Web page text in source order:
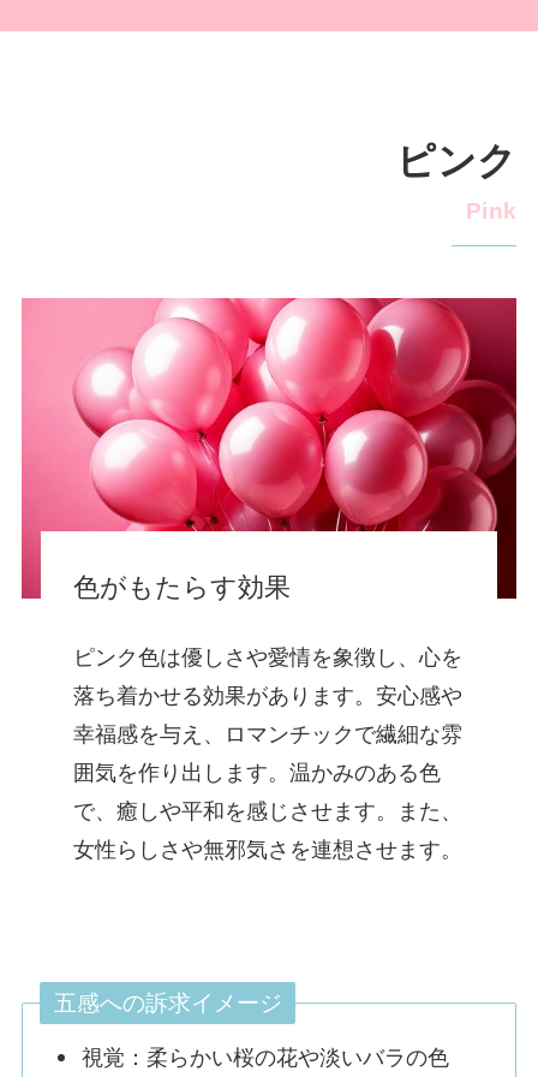
ピンク
Pink
色がもたらす効果
ピンク色は優しさや愛情を象徴し、心を
落ち着かせる効果があります。安心感や
幸福感を与え、ロマンチックで繊細な雰
囲気を作り出します。温かみのある色
で、癒しや平和を感じさせます。また、
女性らしさや無邪気さを連想させます。
五感への訴求イメージ
視覚：柔らかい桜の花や淡いバラの色